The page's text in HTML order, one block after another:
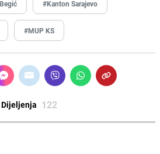
#Kanton Sarajevo
#MUP KS
Dijeljenja 122